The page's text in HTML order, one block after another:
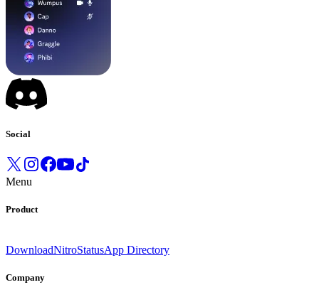
Social
Menu
Product
DownloadNitroStatusApp Directory
Company